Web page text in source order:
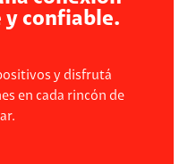
y confiable.
y disfrutá
en cada rincón de